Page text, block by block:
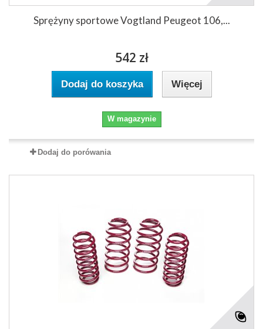
Sprężyny sportowe Vogtland Peugeot 106,...
542 zł
Dodaj do koszyka Więcej
W magazynie
Dodaj do porówania